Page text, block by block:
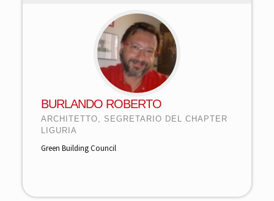
BURLANDO ROBERTO
ARCHITETTO, SEGRETARIO DEL CHAPTER
LIGURIA
Green Building Council